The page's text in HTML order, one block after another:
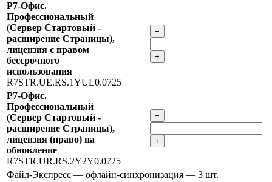
Р7-Офис.
Профессиональный
(Сервер Стартовый -
расширение Страницы),
лицензия с правом
бессрочного
использования
R7STR.UE.RS.1YUL0.0725
−
+
Р7-Офис.
Профессиональный
(Сервер Стартовый -
расширение Страницы),
лицензия (право) на
обновление
R7STR.UR.RS.2Y2Y0.0725
−
+
Файл-Экспресс — офлайн-синхронизация — 3 шт.